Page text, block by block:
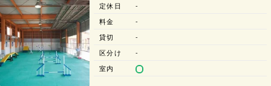
定休日
-
料金
-
貸切
-
区分け
-
室内